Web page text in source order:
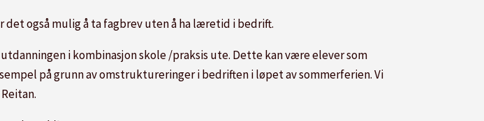
også mulig å ta fagbrev uten å ha læretid i bedrift.
i kombinasjon skole /praksis ute. Dette kan være elever som
på grunn av omstruktureringer i bedriften i løpet av sommerferien. Vi